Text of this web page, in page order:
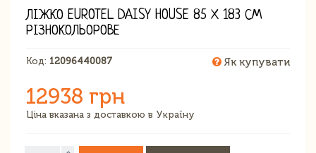
ЛІЖКО EUROTEL DAISY HOUSE 85 Х 183 СМ
РІЗНОКОЛЬОРОВЕ
Код: 12096440087 Як купувати
12938 грн
Ціна вказана з доставкою в Україну